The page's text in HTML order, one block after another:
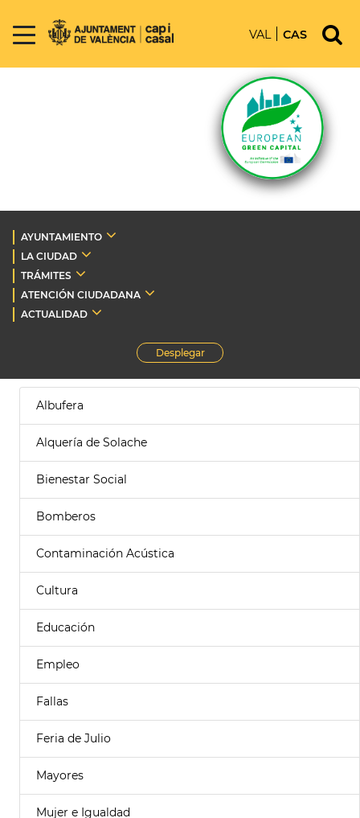
VAL CAS
AYUNTAMIENTO
LA CIUDAD
TRÁMITES
ATENCIÓN CIUDADANA
ACTUALIDAD
Desplegar
Albufera
Alquería de Solache
Bienestar Social
Bomberos
Contaminación Acústica
Cultura
Educación
Empleo
Fallas
Feria de Julio
Mayores
Mujer e Igualdad